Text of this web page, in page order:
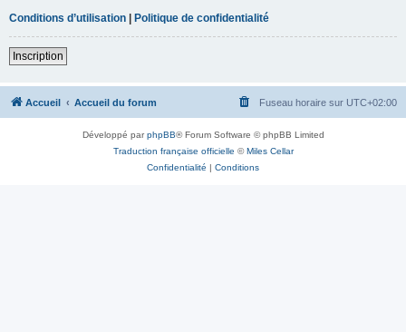
Conditions d’utilisation | Politique de confidentialité
Inscription
Accueil Accueil du forum Fuseau horaire sur UTC+02:00
Développé parphpBB® Forum Software © phpBB Limited
Traduction française officielle ©Miles Cellar
Confidentialité | Conditions